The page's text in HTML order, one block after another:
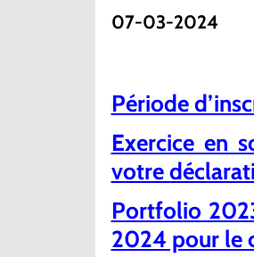
07-03-2024
Période
Exercice en
votre
Portfolio
2024 pour le